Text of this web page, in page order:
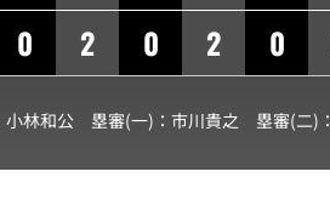
0 2 0 2 0
小林和公 塁審(一)： 市川貴之 塁審(二)：